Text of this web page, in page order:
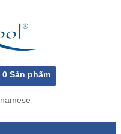
0Sản phẩm